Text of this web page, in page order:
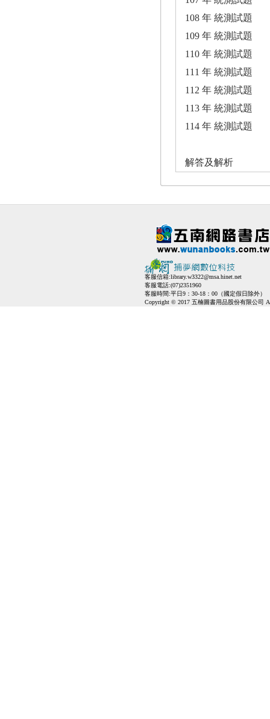
108 年 統測試題
109 年 統測試題
110 年 統測試題
111 年 統測試題
112 年 統測試題
113 年 統測試題
114 年 統測試題
解答及解析
客服信箱:library.w3322@msa.hinet.net
客服電話:(07)2351960
客服時間:平日9：30-18：00（國定假日除外）
Copyright © 2017 五楠圖書用品股份有限公司